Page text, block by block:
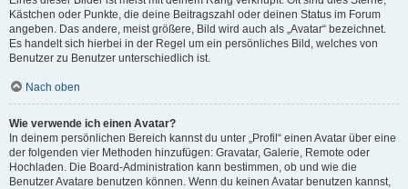
Kästchen oder Punkte, die deine Beitragszahl oder deinen Status im Forum
angeben. Das andere, meist größere, Bild wird auch als „Avatar“ bezeichnet.
Es handelt sich hierbei in der Regel um ein persönliches Bild, welches von
Benutzer zu Benutzer unterschiedlich ist.
Nach oben
Wie verwende ich einen Avatar?
In deinem persönlichen Bereich kannst du unter „Profil“ einen Avatar über eine
der folgenden vier Methoden hinzufügen: Gravatar, Galerie, Remote oder
Hochladen. Die Board-Administration kann bestimmen, ob und wie die
Benutzer Avatare benutzen können. Wenn du keinen Avatar benutzen kannst,